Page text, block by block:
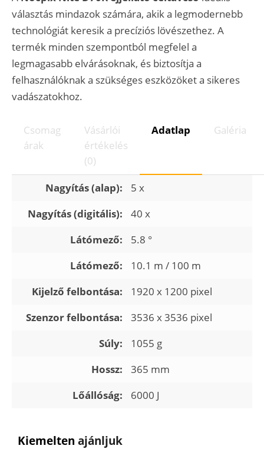
választás mindazok számára, akik a legmodernebb
technológiát keresik a precíziós lövészethez. A
termék minden szempontból megfelel a
legmagasabb elvárásoknak, és biztosítja a
felhasználóknak a szükséges eszközöket a sikeres
vadászatokhoz.
Csomag
árak
Vásárlói
értékelés
(0)
Adatlap Galéria
Nagyítás (alap):
5 x
Nagyítás (digitális):
40 x
Látómező:
5.8 °
Látómező:
10.1 m / 100 m
Kijelző felbontása:
1920 x 1200 pixel
Szenzor felbontása:
3536 x 3536 pixel
Súly:
1055 g
Hossz:
365 mm
Lőállóság:
6000 J
Kiemelten ajánljuk